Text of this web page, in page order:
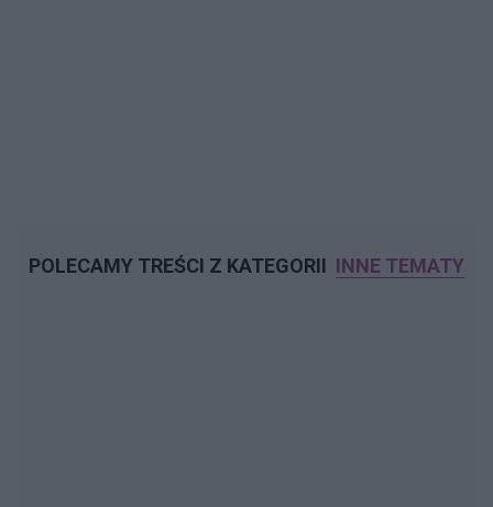
POLECAMY TREŚCI Z KATEGORII INNE TEMATY